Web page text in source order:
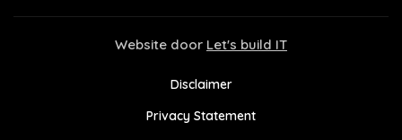
Website door Let's build IT
Disclaimer
Privacy Statement